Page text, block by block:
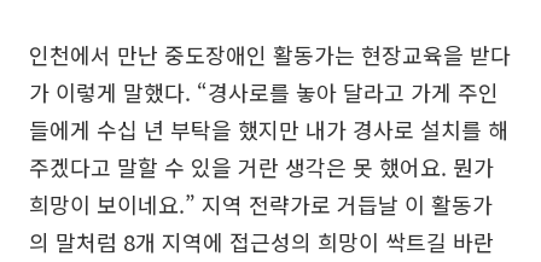
인천에서 만난 중도장애인 활동가는 현장교육을 받다
가 이렇게 말했다. “경사로를 놓아 달라고 가게 주인
들에게 수십 년 부탁을 했지만 내가 경사로 설치를 해
주겠다고 말할 수 있을 거란 생각은 못 했어요. 뭔가
희망이 보이네요.” 지역 전략가로 거듭날 이 활동가
의 말처럼 8개 지역에 접근성의 희망이 싹트길 바란